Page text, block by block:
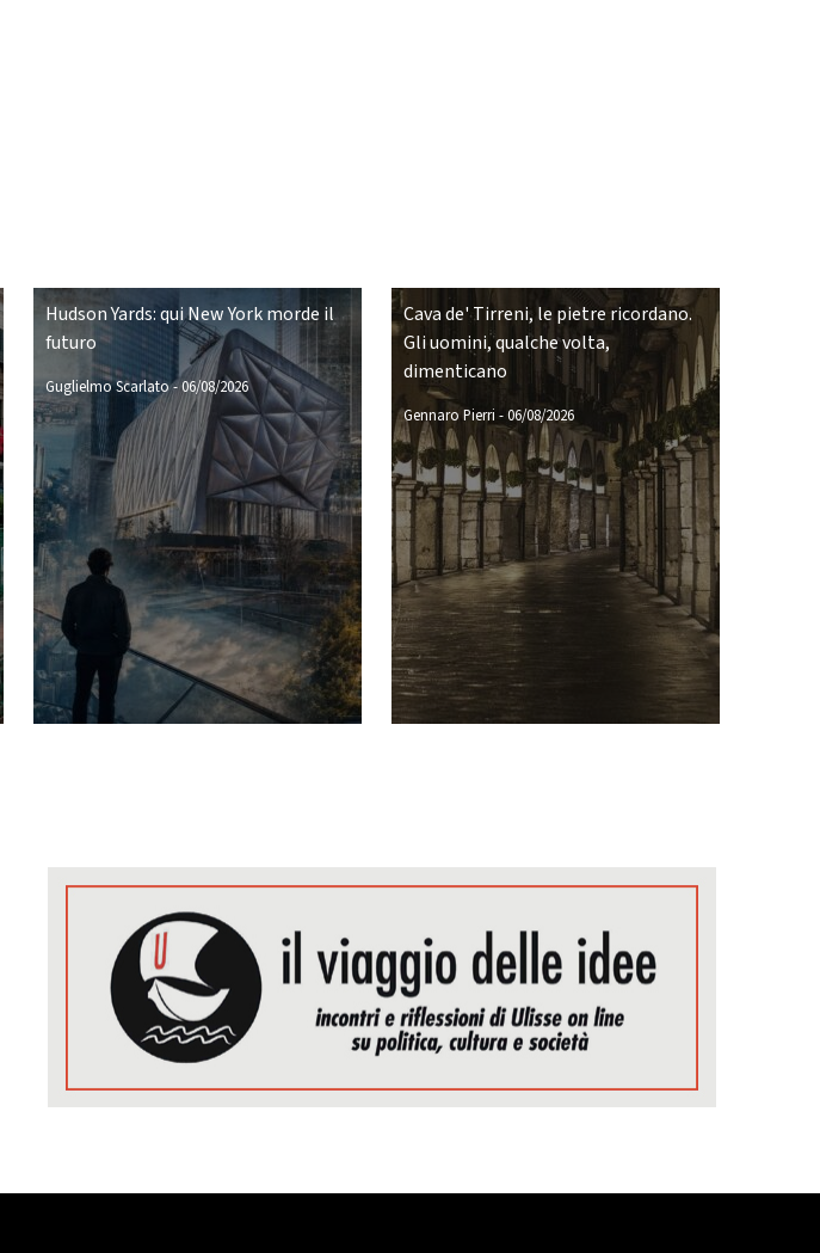
Hudson Yards: qui New York morde il
futuro
Guglielmo Scarlato-06/08/2026
Cava de' Tirreni, le pietre ricordano.
Gli uomini, qualche volta,
dimenticano
Gennaro Pierri -06/08/2026